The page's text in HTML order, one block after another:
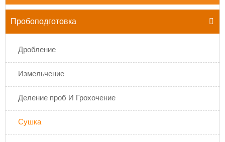
Пробоподготовка 
Дробление
Измельчение
Деление проб И Грохочение
Сушка